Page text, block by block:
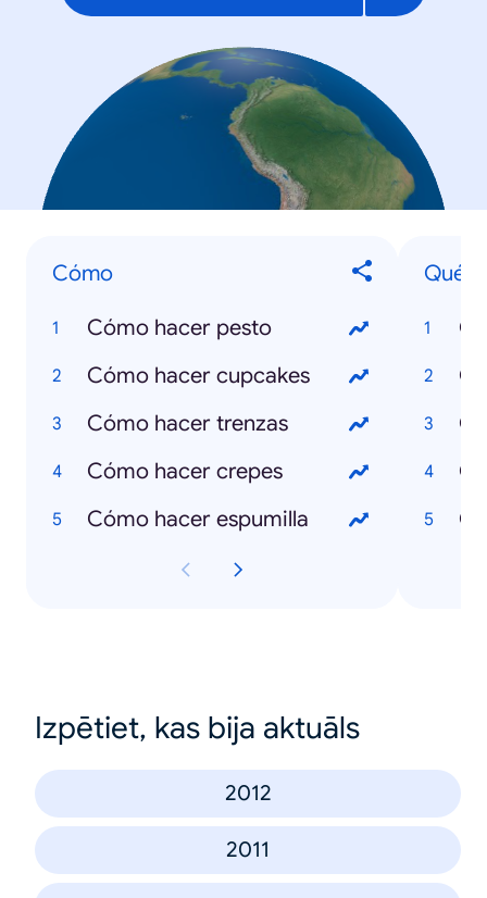
Cómo
Cómo hacer pesto
Cómo hacer cupcakes
Cómo hacer trenzas
Cómo hacer crepes
Cómo hacer espumilla
Qué
Izpētiet, kas bija aktuāls
2012
2011